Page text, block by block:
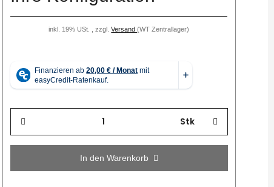
inkl. 19% USt. , zzgl.Versand(WT Zentrallager)
Stk
In den Warenkorb